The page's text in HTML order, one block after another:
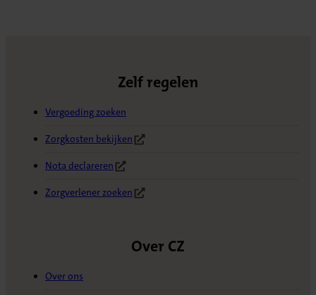
Zelf regelen
Vergoeding zoeken
Zorgkosten bekijken
(Opent in nieuw tabblad)
Nota declareren
(Opent in nieuw tabblad)
Zorgverlener zoeken
(Opent in nieuw tabblad)
Over CZ
Over ons